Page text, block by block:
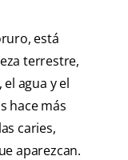
está
terrestre,
agua y el
hace más
caries,
aparezcan.